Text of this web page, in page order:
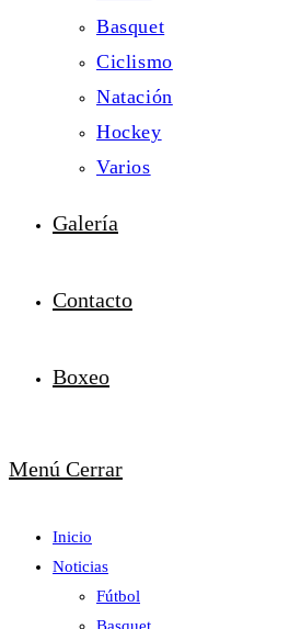
Basquet
Ciclismo
Natación
Hockey
Varios
Galería
Contacto
Boxeo
Menú Cerrar
Inicio
Noticias
Fútbol